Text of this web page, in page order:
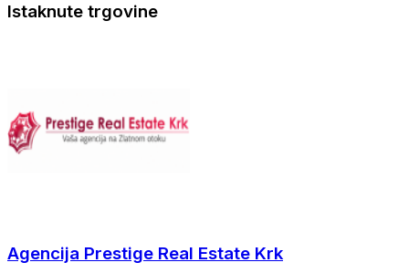
Istaknute trgovine
Agencija Prestige Real Estate Krk